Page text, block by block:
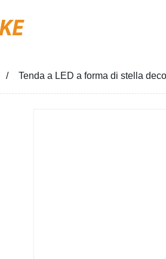
Tenda a LED a forma di stella